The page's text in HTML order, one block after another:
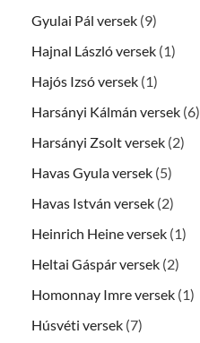
Gyulai Pál versek (9)
Hajnal László versek (1)
Hajós Izsó versek (1)
Harsányi Kálmán versek (6)
Harsányi Zsolt versek (2)
Havas Gyula versek (5)
Havas István versek (2)
Heinrich Heine versek (1)
Heltai Gáspár versek (2)
Homonnay Imre versek (1)
Húsvéti versek (7)